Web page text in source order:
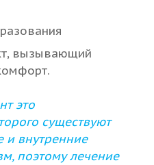
вызывающий
это
существуют
внутренние
поэтому лечение